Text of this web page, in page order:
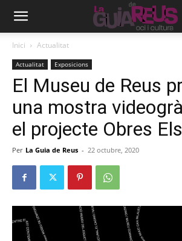
Inici Actualitat
Actualitat Exposicions
El Museu de Reus
una mostra
el projecte Obres
Per La Guia de Reus - 22 octubre, 2020